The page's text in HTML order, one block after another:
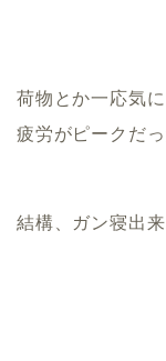
荷物とか一応気
疲労がピークだ
結構、ガン寝出来